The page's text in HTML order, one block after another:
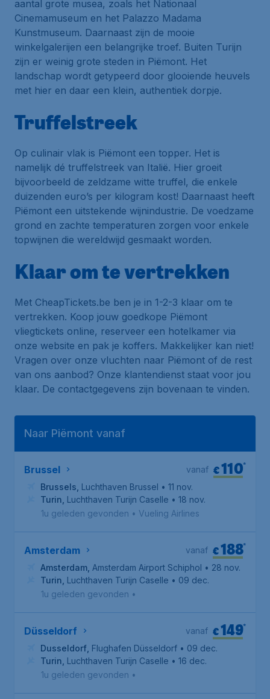
aantal grote musea, zoals het Nationaal
Cinemamuseum en het Palazzo Madama
Kunstmuseum. Daarnaast zijn de mooie
winkelgalerijen een belangrijke troef. Buiten Turijn
zijn er weinig grote steden in Piëmont. Het
landschap wordt getypeerd door glooiende heuvels
met hier en daar een klein, authentiek dorpje.
Truffelstreek
Op culinair vlak is Piëmont een topper. Het is
namelijk dé truffelstreek van Italië. Hier groeit
bijvoorbeeld de zeldzame witte truffel, die enkele
duizenden euro’s per kilogram kost! Daarnaast heeft
Piëmont een uitstekende wijnindustrie. De voedzame
grond en zachte temperaturen zorgen voor enkele
topwijnen die wereldwijd gesmaakt worden.
Klaar om te vertrekken
Met CheapTickets.be ben je in 1-2-3 klaar om te
vertrekken. Koop jouw goedkope Piëmont
vliegtickets online, reserveer een hotelkamer via
onze website en pak je koffers. Makkelijker kan niet!
Vragen over onze vluchten naar Piëmont of de rest
van ons aanbod? Onze klantendienst staat voor jou
klaar. De contactgegevens zijn bovenaan te vinden.
Naar Piëmont vanaf
Brussel €110*
vanaf
Brussels Luchthaven Brussel • 11 nov.
Turin Luchthaven Turijn Caselle • 18 nov.
1u geleden gevonden • Vueling Airlines
Amsterdam €188*
vanaf
Amsterdam Amsterdam Airport Schiphol • 28 nov.
Turin Luchthaven Turijn Caselle • 09 dec.
1u geleden gevonden •
Düsseldorf €149*
vanaf
Dusseldorf Flughafen Düsseldorf • 09 dec.
Turin Luchthaven Turijn Caselle • 16 dec.
1u geleden gevonden •